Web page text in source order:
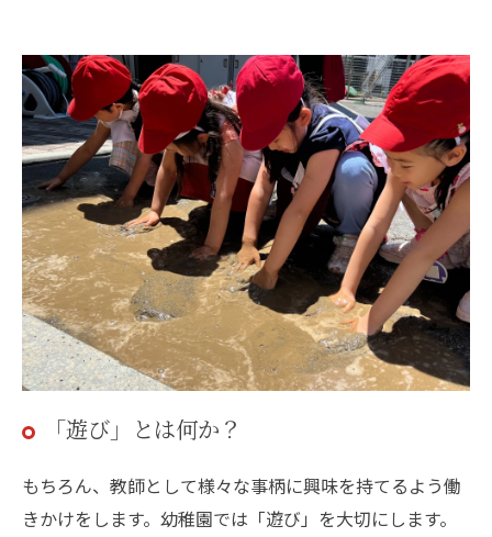
「遊び」とは何か？
もちろん、教師として様々な事柄に興味を持てるよう働
きかけをします。幼稚園では「遊び」を大切にします。